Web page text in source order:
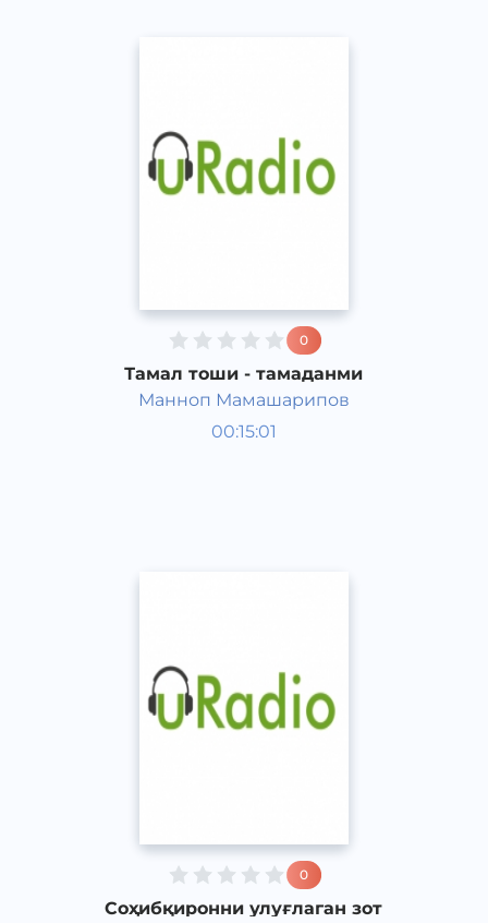
0
Тамал тоши - тамаданми
Манноп Мамашарипов
00:15:01
Жамият
0
Соҳибқиронни улуғлаган зот